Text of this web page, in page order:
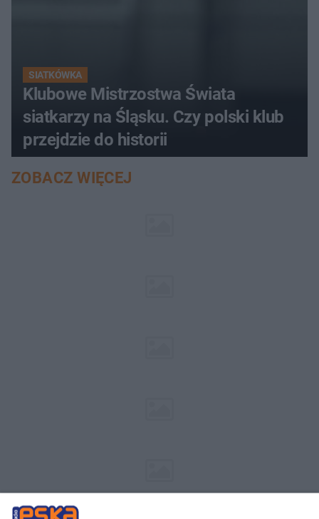
SIATKÓWKA
Klubowe Mistrzostwa Świata
siatkarzy na Śląsku. Czy polski klub
przejdzie do historii
ZOBACZ WIĘCEJ